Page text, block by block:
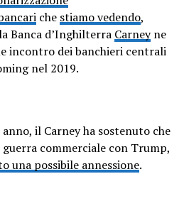
che stiamo vedendo,
Banca d’Inghilterra Carneyne
incontro dei banchieri centrali
nel 2019.
il Carney ha sostenuto che
commerciale con Trump,
una possibile annessione.